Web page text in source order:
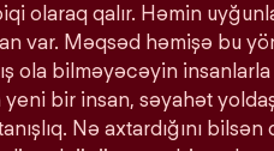
olaraq qalır. Həmin
var. Məqsəd həmişə bu
ola bilməyəcəyin
bir insan, səyahət
Nə axtardığını